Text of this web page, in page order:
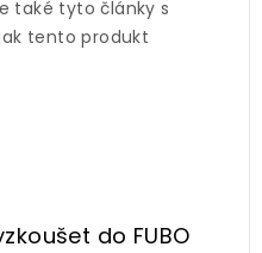
také tyto články s
tento produkt
do FUBO